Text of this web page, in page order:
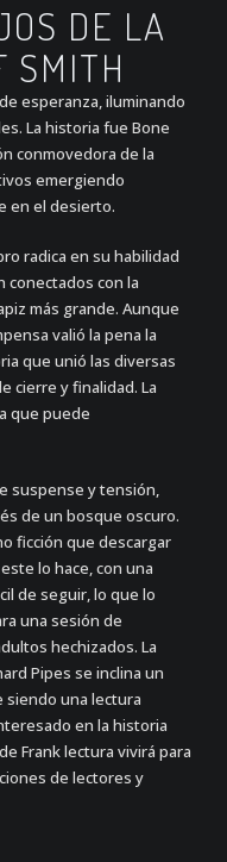
DE LA
SMITH
esperanza, iluminando
La historia fue Bone
conmovedora de la
emergiendo
en el desierto.
radica en su habilidad
conectados con la
más grande. Aunque
valió la pena la
que unió las diversas
cierre y finalidad. La
que puede
suspense y tensión,
de un bosque oscuro.
ficción que descargar
lo hace, con una
de seguir, lo que lo
una sesión de
hechizados. La
Pipes se inclina un
siendo una lectura
en la historia
Frank lectura vivirá para
de lectores y